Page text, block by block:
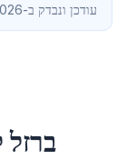
עודכן ונבדק ב-2026
ברזל